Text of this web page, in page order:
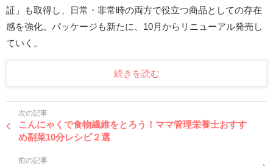
証」も取得し、日常・非常時の両方で役立つ商品としての存在
感を強化。パッケージも新たに、10月からリニューアル発売し
ていく。
続きを読む
次の記事
こんにゃくで食物繊維をとろう！ママ管理栄養士おすす
め副菜10分レシピ２選
前の記事